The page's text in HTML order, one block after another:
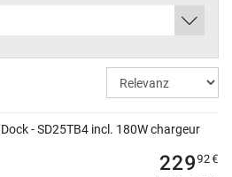
- SD25TB4 incl. 180W chargeur
22992€